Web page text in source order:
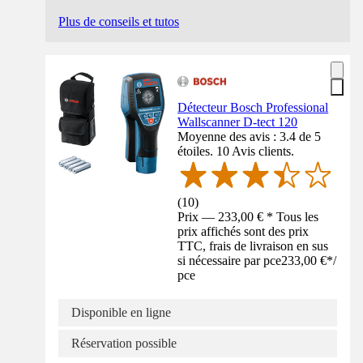
Plus de conseils et tutos
Détecteur Bosch Professional
Wallscanner D-tect 120
Moyenne des avis : 3.4 de 5
étoiles. 10 Avis clients.
(10)
Prix — 233,00 € * Tous les
prix affichés sont des prix
TTC, frais de livraison en sus
si nécessaire par pce233,00 €*/
pce
Disponible en ligne
Réservation possible